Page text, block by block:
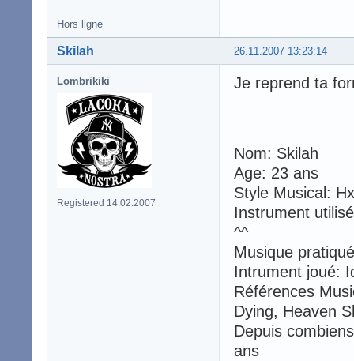
Hors ligne
26.11.2007 13:23:14
Skilah
Lombrikiki
Registered 14.02.2007
Je reprend ta
Nom: Skilah
Age: 23 ans
Style Musical:
Instrument
^^
Musique
Intrument joué:
Références
Dying, Heaven
Depuis
ans